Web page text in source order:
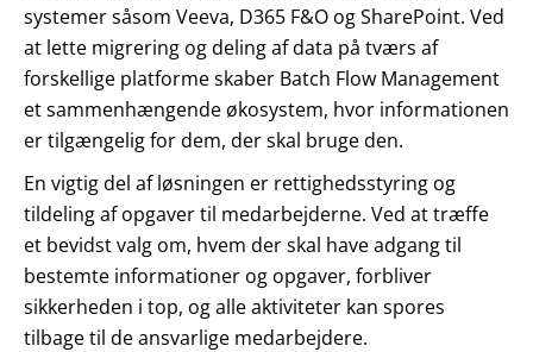
systemer såsom Veeva, D365 F&O og SharePoint. Ved
at lette migrering og deling af data på tværs af
forskellige platforme skaber Batch Flow Management
et sammenhængende økosystem, hvor informationen
er tilgængelig for dem, der skal bruge den.
En vigtig del af løsningen er rettighedsstyring og
tildeling af opgaver til medarbejderne. Ved at træffe
et bevidst valg om, hvem der skal have adgang til
bestemte informationer og opgaver, forbliver
sikkerheden i top, og alle aktiviteter kan spores
tilbage til de ansvarlige medarbejdere.